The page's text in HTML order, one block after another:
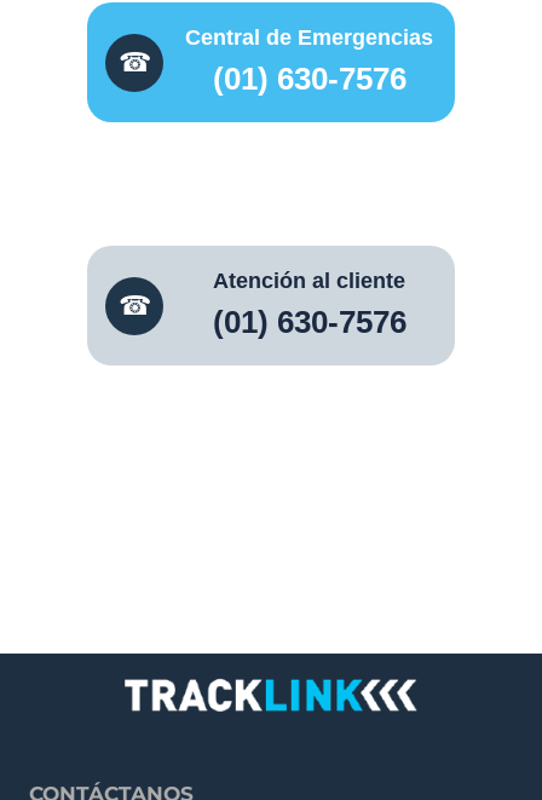
☎
Central de Emergencias
(01) 630-7576
☎
Atención al cliente
(01) 630-7576
CONTÁCTANOS